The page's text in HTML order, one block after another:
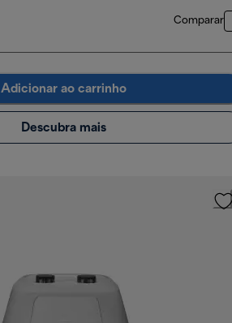
Comparar
Adicionar ao carrinho
Descubra mais